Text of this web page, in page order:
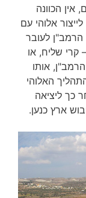
הכוונה
אלוהי עם
הרמב"ן לעובר
קרי שליח, או
אותו
האלוהי
כך ליציאה
ארץ כנען.